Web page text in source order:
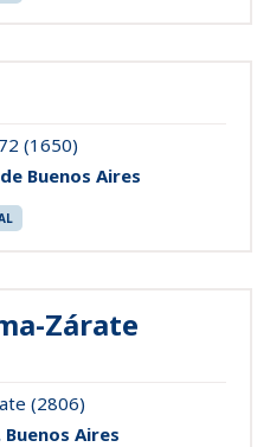
(1650)
Buenos Aires
Zárate
(2806)
Aires